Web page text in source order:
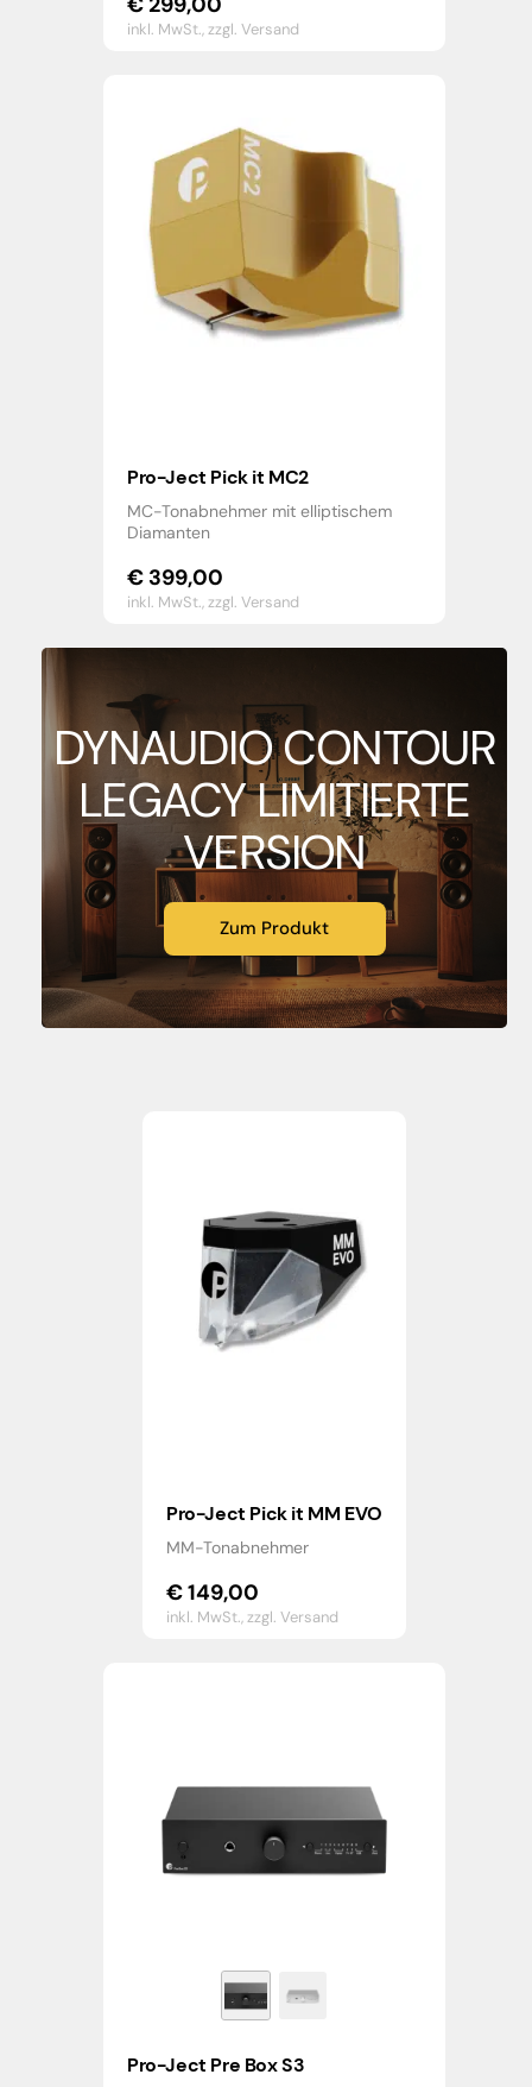
inkl. MwSt.,zzgl. Versand
Pro-Ject Pick it MC2
MC-Tonabnehmer mit elliptischem
Diamanten
€ 399,00
inkl. MwSt.,zzgl. Versand
DYNAUDIO CONTOUR
LEGACY LIMITIERTE
VERSION
Zum Produkt
Pro-Ject Pick it MM EVO
MM-Tonabnehmer
€149,00
inkl. MwSt.,zzgl. Versand
Pro-Ject Pre Box S3